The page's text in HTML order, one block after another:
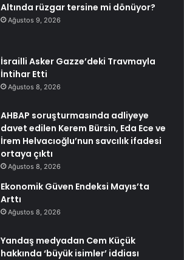
Altında rüzgar tersine mi dönüyor?
Ağustos 9, 2026
İsrailli Asker Gazze’deki Travmayla
İntihar Etti
Ağustos 8, 2026
AHBAP soruşturmasında adliyeye
davet edilen Kerem Bürsin, Eda Ece ve
İrem Helvacıoğlu’nun savcılık ifadesi
ortaya çıktı
Ağustos 8, 2026
Ekonomik Güven Endeksi Mayıs’ta
Arttı
Ağustos 8, 2026
Yandaş medyadan Cem Küçük
hakkında ‘büyük isimler’ iddiası